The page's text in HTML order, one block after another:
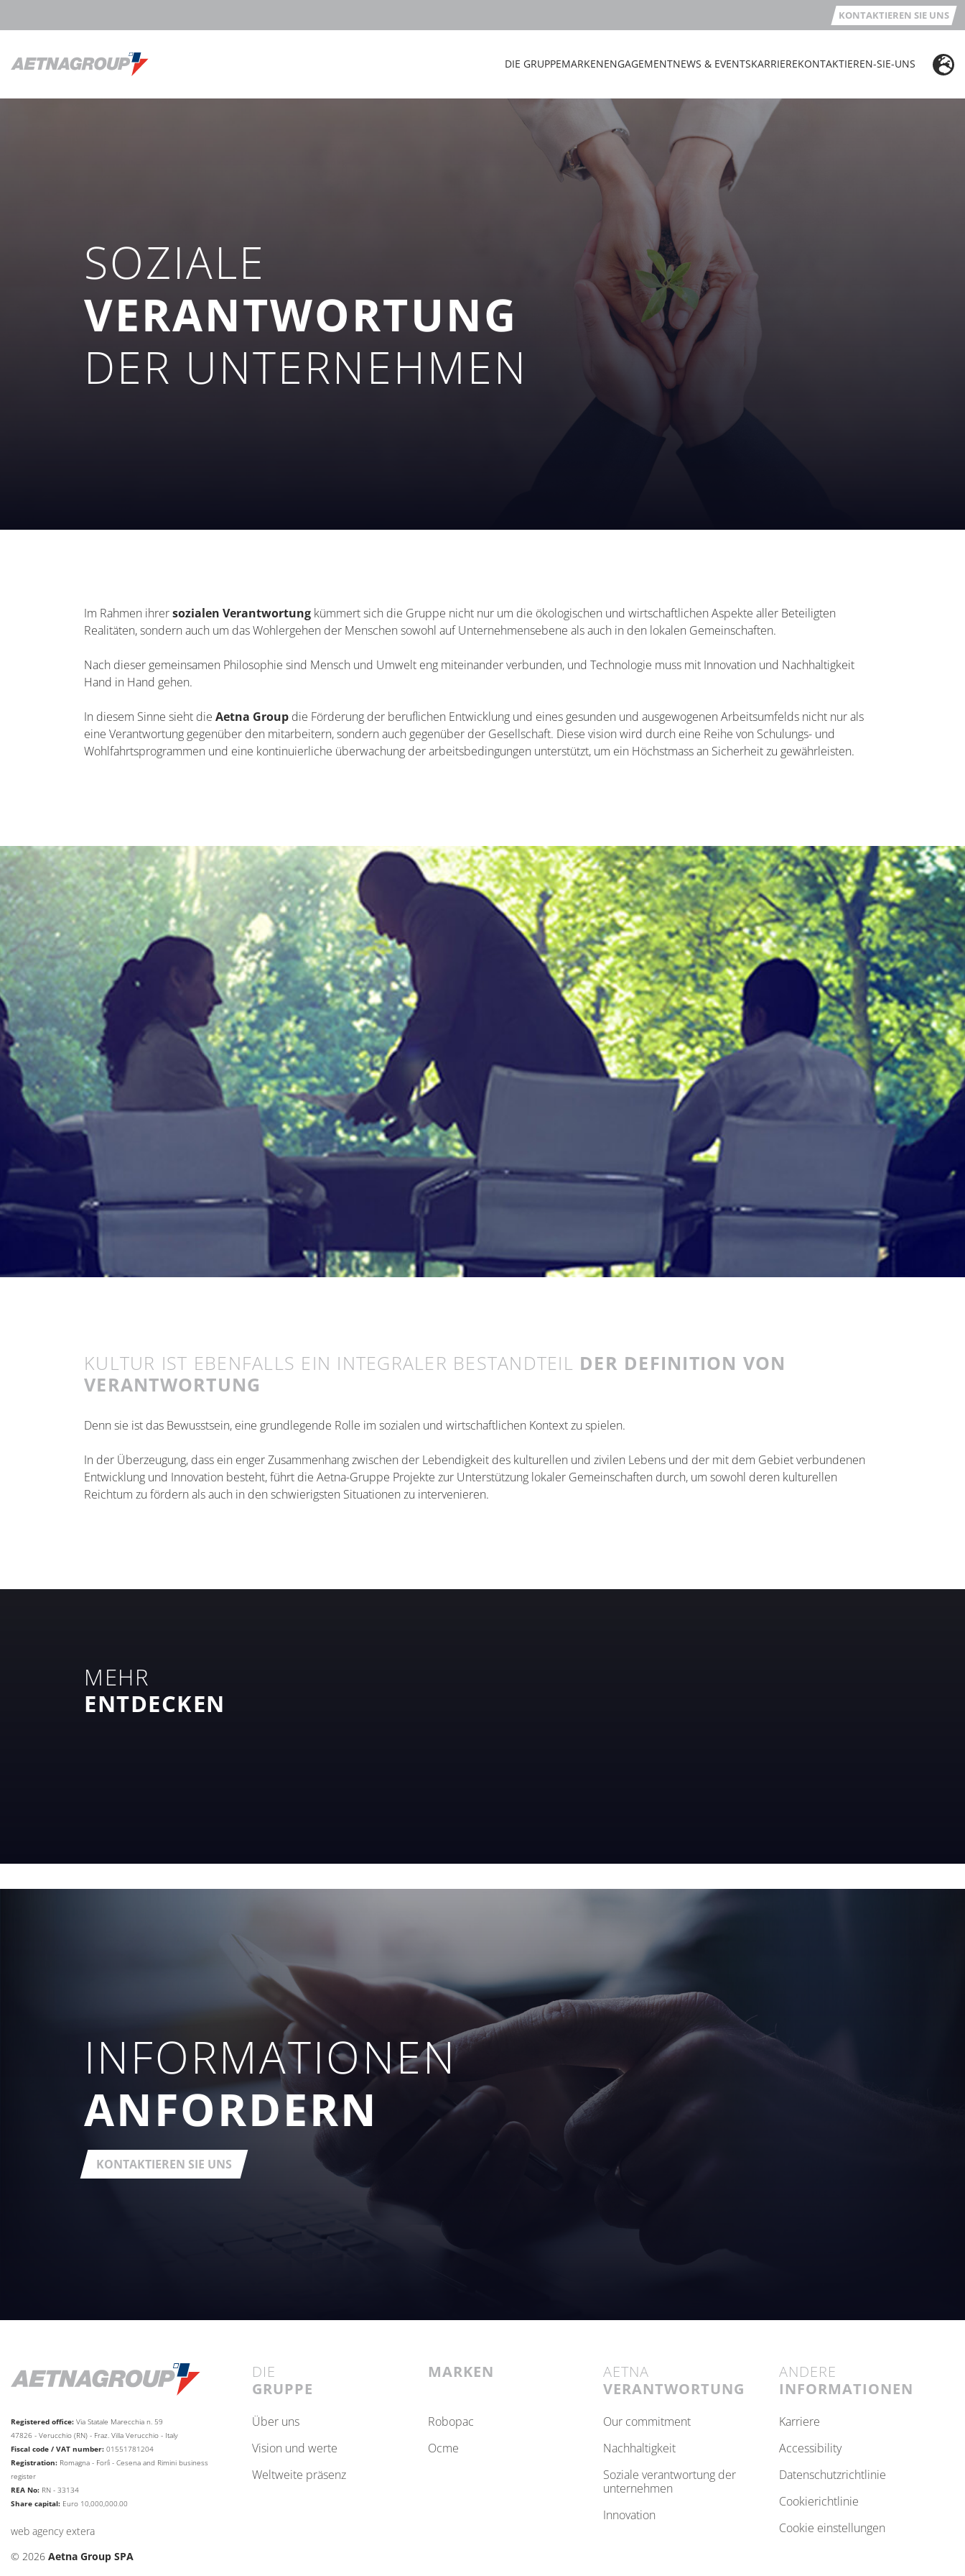
KONTAKTIEREN SIE UNS
DIE GRUPPEMARKENENGAGEMENTNEWS & EVENTSKARRIEREKONTAKTIEREN-SIE-UNS
SOZIALE
VERANTWORTUNG
DER UNTERNEHMEN
Im Rahmen ihrersozialen Verantwortung kümmert sich die Gruppe nicht nur um die ökologischen und wirtschaftlichen Aspekte aller Beteiligten
Realitäten, sondern auch um das Wohlergehen der Menschen sowohl auf Unternehmensebene als auch in den lokalen Gemeinschaften.
Nach dieser gemeinsamen Philosophie sind Mensch und Umwelt eng miteinander verbunden, und Technologie muss mit Innovation und Nachhaltigkeit
Hand in Hand gehen.
In diesem Sinne sieht die Aetna Group die Förderung der beruflichen Entwicklung und eines gesunden und ausgewogenen Arbeitsumfelds nicht nur als
eine Verantwortung gegenüber den mitarbeitern, sondern auch gegenüber der Gesellschaft. Diese vision wird durch eine Reihe von Schulungs- und
Wohlfahrtsprogrammen und eine kontinuierliche überwachung der arbeitsbedingungen unterstützt, um ein Höchstmass an Sicherheit zu gewährleisten.
KULTUR IST EBENFALLS EIN INTEGRALER BESTANDTEIL DER DEFINITION VON
VERANTWORTUNG
Denn sie ist das Bewusstsein, eine grundlegende Rolle im sozialen und wirtschaftlichen Kontext zu spielen.
In der Überzeugung, dass ein enger Zusammenhang zwischen der Lebendigkeit des kulturellen und zivilen Lebens und der mit dem Gebiet verbundenen
Entwicklung und Innovation besteht, führt die Aetna-Gruppe Projekte zur Unterstützung lokaler Gemeinschaften durch, um sowohl deren kulturellen
Reichtum zu fördern als auch in den schwierigsten Situationen zu intervenieren.
MEHR
ENTDECKEN
INFORMATIONEN
ANFORDERN
KONTAKTIEREN SIE UNS
Registered office: Via Statale Marecchia n. 59
47826 - Verucchio (RN) - Fraz. Villa Verucchio - Italy
Fiscal code / VAT number: 01551781204
Registration: Romagna - Forlì - Cesena and Rimini business
register
REA No: RN - 33134
Share capital: Euro 10,000,000.00
web agency extera
© 2026 Aetna Group SPA
DIE
GRUPPE
über uns
vision und werte
weltweite präsenz
MARKEN
robopac
ocme
AETNA
VERANTWORTUNG
our commitment
nachhaltigkeit
soziale verantwortung der
unternehmen
innovation
ANDERE
INFORMATIONEN
karriere
accessibility
datenschutzrichtlinie
cookierichtlinie
cookie einstellungen